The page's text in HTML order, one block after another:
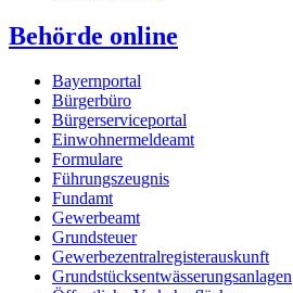
Behörde online
Bayernportal
Bürgerbüro
Bürgerserviceportal
Einwohnermeldeamt
Formulare
Führungszeugnis
Fundamt
Gewerbeamt
Grundsteuer
Gewerbezentralregisterauskunft
Grundstücksentwässerungsanlagen